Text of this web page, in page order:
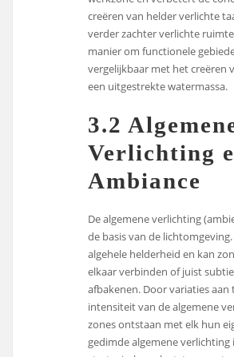
creëren van helder verlichte
verder zachter verlichte
manier om functionele
vergelijkbaar met het creëren
een uitgestrekte watermassa.
3.2
Verlichting
Ambiance
De algemene verlichting
de basis van de
algehele helderheid en kan
elkaar verbinden of juist
afbakenen. Door variaties aan
intensiteit van de algemene
zones ontstaan met elk hun
gedimde algemene